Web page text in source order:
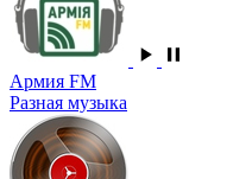
Армия FM
Разная музыка